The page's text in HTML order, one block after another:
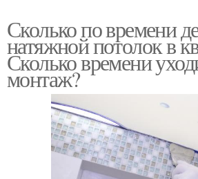
Сколько по времени
натяжной потолок в
Сколько времени
монтаж?